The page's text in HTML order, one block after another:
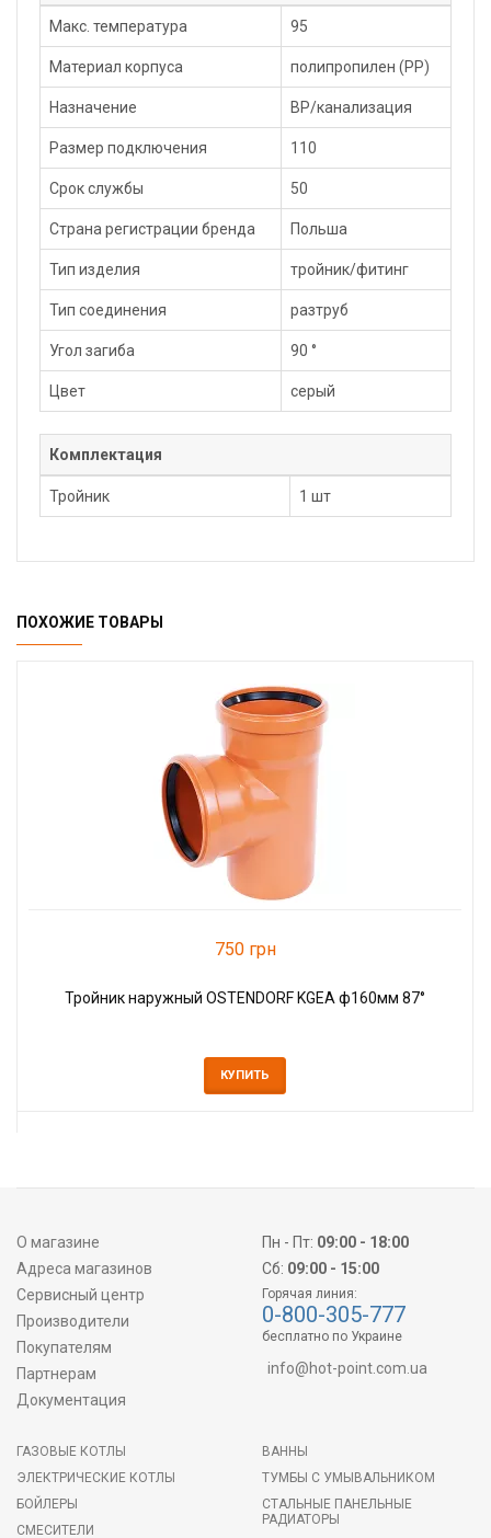
Макс. температура 95
Материал корпуса полипропилен (PP)
Назначение ВР/канализация
Размер подключения 110
Срок службы 50
Страна регистрации бренда Польша
Тип изделия тройник/фитинг
Тип соединения разтруб
Угол загиба 90 °
Цвет серый
Комплектация
Тройник 1 шт
ПОХОЖИЕ ТОВАРЫ
750 грн
Тройник наружный OSTENDORF KGEA ф160мм 87°
КУПИТЬ
О магазине
Адреса магазинов
Сервисный центр
Производители
Покупателям
Партнерам
Документация
Пн - Пт: 09:00 - 18:00
Сб: 09:00 - 15:00
Горячая линия:
0-800-305-777
бесплатно по Украине
info@hot-point.com.ua
ГАЗОВЫЕ КОТЛЫ
ЭЛЕКТРИЧЕСКИЕ КОТЛЫ
БОЙЛЕРЫ
СМЕСИТЕЛИ
ВАННЫ
ТУМБЫ С УМЫВАЛЬНИКОМ
СТАЛЬНЫЕ ПАНЕЛЬНЫЕ
РАДИАТОРЫ